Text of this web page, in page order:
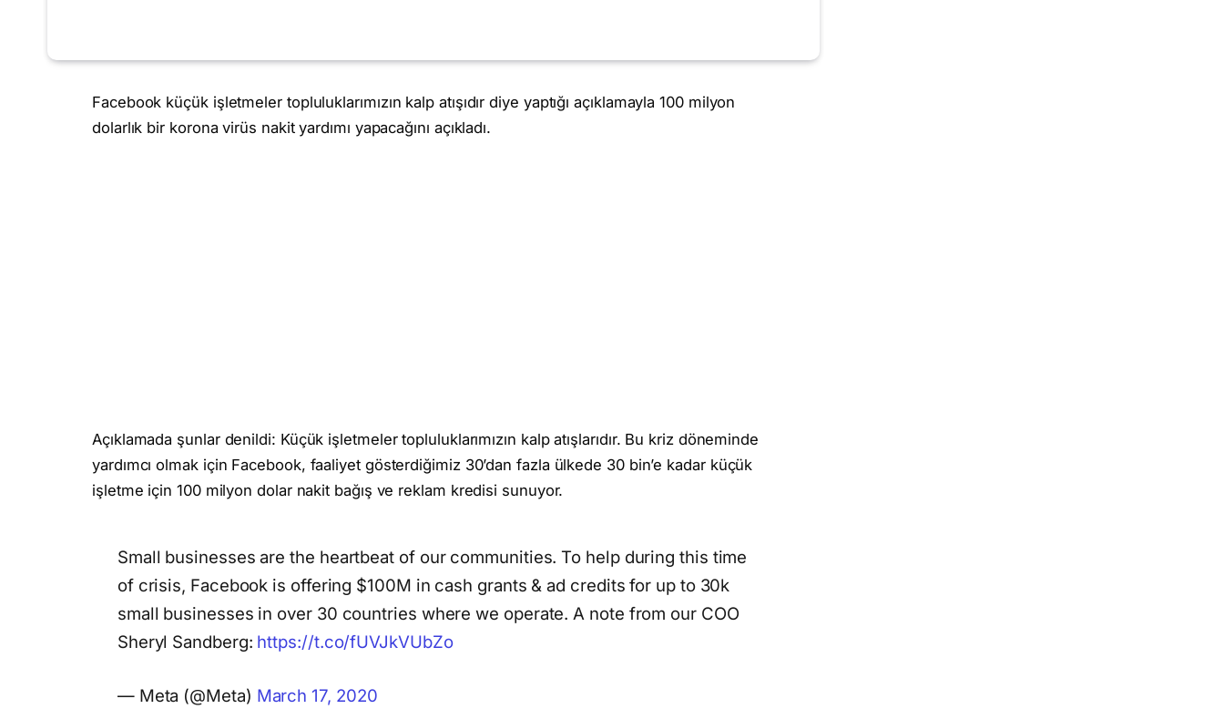
Facebook küçük işletmeler topluluklarımızın kalp atışıdır diye yaptığı açıklamayla 100 milyon
dolarlık bir korona virüs nakit yardımı yapacağını açıkladı.
Açıklamada şunlar denildi: Küçük işletmeler topluluklarımızın kalp atışlarıdır. Bu kriz döneminde
yardımcı olmak için Facebook, faaliyet gösterdiğimiz 30’dan fazla ülkede 30 bin’e kadar küçük
işletme için 100 milyon dolar nakit bağış ve reklam kredisi sunuyor.
Small businesses are the heartbeat of our communities. To help during this time
of crisis, Facebook is offering $100M in cash grants & ad credits for up to 30k
small businesses in over 30 countries where we operate. A note from our COO
Sheryl Sandberg: https://t.co/fUVJkVUbZo
— Meta (@Meta) March 17, 2020